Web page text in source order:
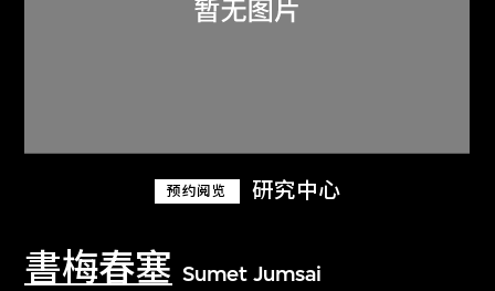
预约阅览 研究中心
書梅春塞 Sumet Jumsai
关于M+藏品
探索世界顶级的二十及二十一世纪视觉
文化藏品。